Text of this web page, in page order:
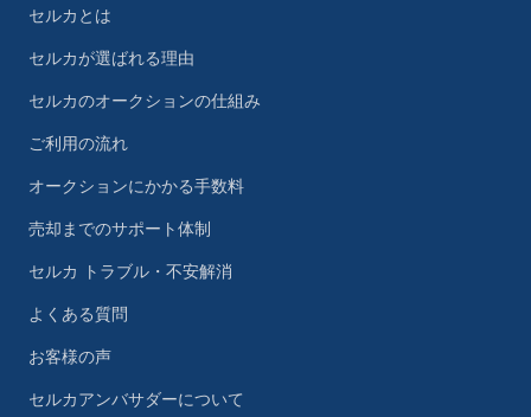
セルカとは
セルカが選ばれる理由
セルカのオークションの仕組み
ご利用の流れ
オークションにかかる手数料
売却までのサポート体制
セルカ トラブル・不安解消
よくある質問
お客様の声
セルカアンバサダーについて